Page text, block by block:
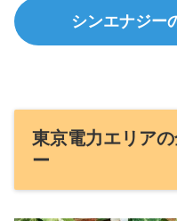
シンエナジー
東京電力エリア
ー